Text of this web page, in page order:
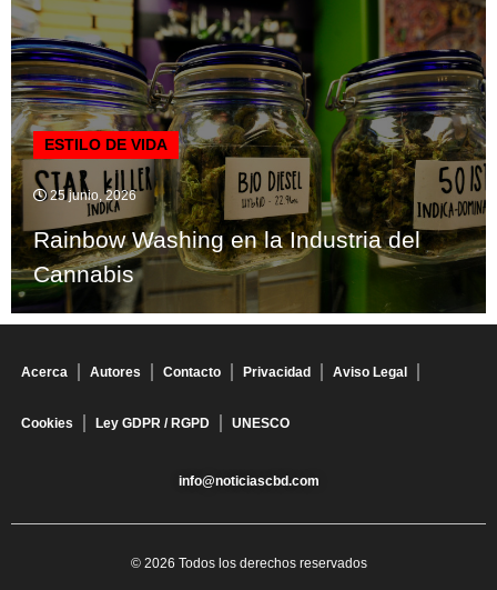
ESTILO DE VIDA
25 junio, 2026
Rainbow Washing en la Industria del
Cannabis
Acerca Autores Contacto Privacidad Aviso Legal
Cookies Ley GDPR / RGPD UNESCO
info@noticiascbd.com
© 2026 Todos los derechos reservados